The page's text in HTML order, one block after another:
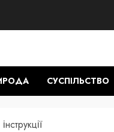
СУСПІЛЬСТВО